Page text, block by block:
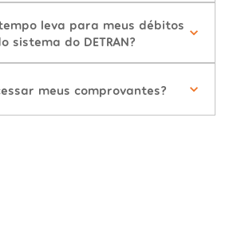
leva para meus débitos
sistema do DETRAN?
meus comprovantes?